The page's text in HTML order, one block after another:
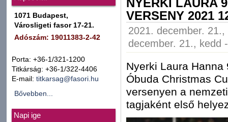
1071 Budapest,
Városligeti fasor 17-21.
Adószám: 19011383-2-42
Porta: +36-1/321-1200
Titkárság: +36-1/322-4406
E-mail: titkarsag@fasori.hu
Bővebben...
Napi ige
NYERKI LAURA
VERSENY 2021
2021. december.
december. 21., kedd
Nyerki Laura
Óbuda Christmas
versenyen a
tagjaként első